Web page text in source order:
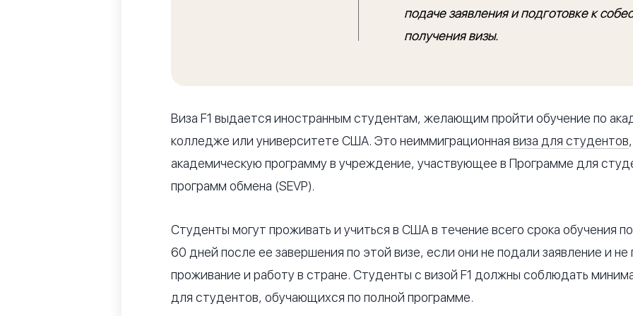
подаче заявления и подготовке к
получения визы.
Виза F1 выдается иностранным студентам, желающим пройти обучение по
колледже или университете США. Это неиммиграционная виза для студентов
академическую программу в учреждение, участвующее в Программе для
программ обмена (SEVP).
Студенты могут проживать и учиться в США в течение всего срока обучения
60 дней после ее завершения по этой визе, если они не подали заявление и
проживание и работу в стране. Студенты с визой F1 должны соблюдать
для студентов, обучающихся по полной программе.